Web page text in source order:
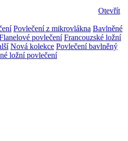
Otevřít
Povlečení z mikrovlákna Bavlněné
povlečení Francouzské ložní
Nová kolekce Povlečení bavlněný
ložní povlečení